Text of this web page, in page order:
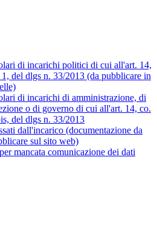
di incarichi politici di cui all'art. 14,
1, del dlgs n. 33/2013 (da pubblicare in
di incarichi di amministrazione, di
o di governo di cui all'art. 14, co.
del dlgs n. 33/2013
dall'incarico (documentazione da
sul sito web)
mancata comunicazione dei dati